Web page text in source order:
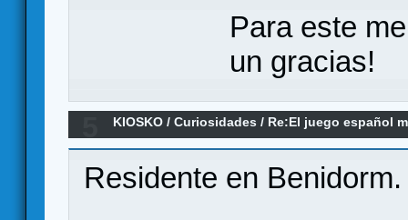
Para este
un gracias!
KIOSKO /Curiosidades / Re:El juego español
Residente en Benidorm.